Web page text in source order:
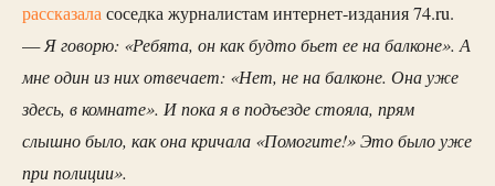
рассказаласоседка журналистам интернет-издания 74.ru.
—Я говорю: «Ребята, он как будто бьет ее на балконе». А
мне один из них отвечает: «Нет, не на балконе. Она уже
здесь, в комнате». И пока я в подъезде стояла, прям
слышно было, как она кричала «Помогите!» Это было уже
при полиции».